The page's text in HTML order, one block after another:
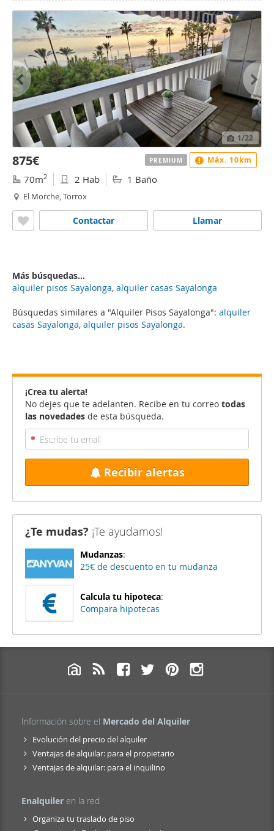
Búsquedas similares a "Alquiler Pisos Sayalonga": alquiler
casas Sayalonga, alquiler pisos Sayalonga.
1/22
875€
70m2 2 Hab 1 Baño
El Morche, Torrox
Llamar
Contactar
PREMIUM Máx. 10km
Más búsquedas...
alquiler pisos Sayalonga, alquiler casas Sayalonga
¡Crea tu alerta!
No dejes que te adelanten. Recibe en tu correo todas
las novedades de esta búsqueda.
Recibir alertas
¿Te mudas? ¡Te ayudamos!
Mudanzas:
25€ de descuento en tu mudanza
Calcula tu hipoteca:
Compara hipotecas
Información sobre el Mercado del Alquiler
Evolución del precio del alquiler
Ventajas de alquilar: para el propietario
Ventajas de alquilar: para el inquilino
Enalquiler en la red
Organiza tu traslado de piso